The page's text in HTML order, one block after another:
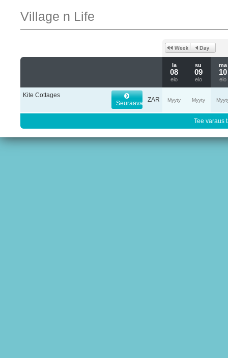
Village n Life
la
08
elo
su
09
elo
ma
10
elo
Kite Cottages
Seuraava
ZAR Myyty Myyty
Tee varaus